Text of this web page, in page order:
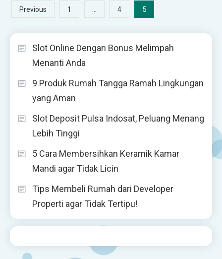
Posts
pagination
Previous 1 … 4 5
Slot Online Dengan Bonus Melimpah
Menanti Anda
9 Produk Rumah Tangga Ramah Lingkungan
yang Aman
Slot Deposit Pulsa Indosat, Peluang Menang
Lebih Tinggi
5 Cara Membersihkan Keramik Kamar
Mandi agar Tidak Licin
Tips Membeli Rumah dari Developer
Properti agar Tidak Tertipu!